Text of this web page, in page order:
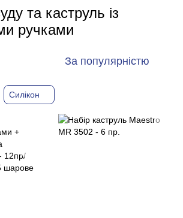
та каструль із
ручками
За популярністю
Силікон